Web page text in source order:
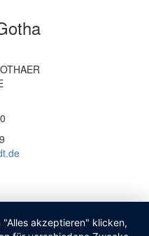
akzeptieren" klicken,